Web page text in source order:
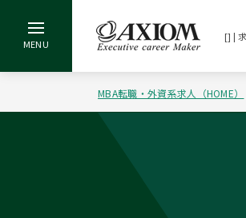
[] |
MBA転職・外資系求人（HOME）